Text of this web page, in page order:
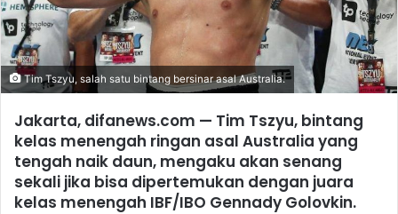
Tim Tszyu, salah satu bintang bersinar asal Australia.
Jakarta, difanews.com — Tim Tszyu, bintang
kelas menengah ringan asal Australia yang
tengah naik daun, mengaku akan senang
sekali jika bisa dipertemukan dengan juara
kelas menengah IBF/IBO Gennady Golovkin.